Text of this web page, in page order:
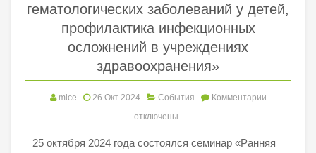
гематологических заболеваний у детей,
профилактика инфекционных
осложнений в учреждениях
здравоохранения»
mice 26 Окт 2024 События
Комментарии
отключены
25 октября 2024 года состоялся семинар «Ранняя